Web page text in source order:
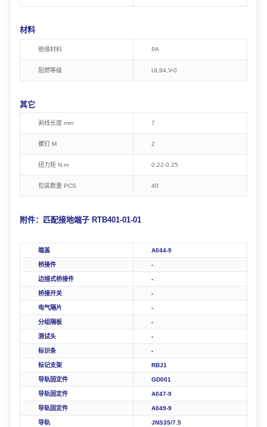
材料
绝缘材料 PA
阻燃等级 UL94, V-0
其它
剥线长度 mm 7
螺钉 M 2
扭力矩 N.m 0.22-0.25
包装数量 PCS 40
附件：匹配接地端子 RTB401-01-01
端盖 A044-9
桥接件 -
边插式桥接件 -
桥接开关 -
电气隔片 -
分组隔板 -
测试头 -
标识条 -
标记支架 RBJ1
导轨固定件 GD001
导轨固定件 A047-9
导轨固定件 A049-9
导轨 JNS35/7.5